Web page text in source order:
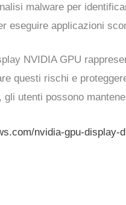
malware per
eseguire applicazioni
NVIDIA GPU
questi rischi e
utenti possono
nvidia-gpu-display-